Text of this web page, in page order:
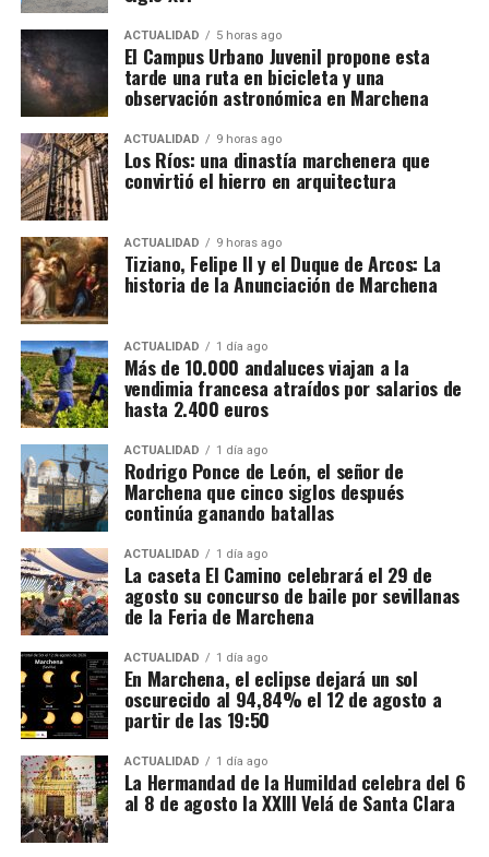
Felipe II, consciente del talento de Tiziano, le confió
la realización de susPoesías,una serie de cuadros
mitológicos que desbordaban
sofisticación.
profundamente al monarca, fueLa Anunciación
Tiziano. Su dramatismo, la iluminación etérea y la
intensidad emocional la convirtieron en una
referencia obligadapara los pintores de su tiempo. Es
aquí donde entra en juego la figura deVasco Pereira
Cuándo comienza la vendimia
Las primeras incorporaciones están previstas desde
mediados de agosto en las zonas francesas donde la
uva madura antes. La campaña se extenderá durante
septiembre en regiones como Borgoña, Champaña,
Beaujolais y Burdeos.
Los contratos suelen durar entre diez días y tres
semanas. Algunos trabajadores enlazan varias
explotaciones y permanecen en Francia durante más
de un mes. La fecha exacta depende de la
maduración de la uva y de las temperaturas.
Cuánto se cobra
El salario mínimo oficial francés es de 12,02 euros
brutos por hora. Sin embargo, las ofertas actuales
consultadas por France Travail ofrecen entre 12,31 y
14,50 euros brutos, dependiendo de la finca y del
trabajo realizado.
CCOO calcula unos ingresos de entre 1.900 y 2.337
euros netos mensuales, que pueden aproximarse a
2.400 euros cuando se realizan horas extraordinarias
o se reciben complementos.
La jornada ordinaria es de 35 horas semanales. Las
horas adicionales deben pagarse con los siguientes
recargos:
De la hora 36 a la 43: un 25% más.
ACTUALIDAD 5 horas ago
El Campus Urbano Juvenil propone esta
tarde una ruta en bicicleta y una
observación astronómica en Marchena
ACTUALIDAD 9 horas ago
Los Ríos: una dinastía marchenera que
convirtió el hierro en arquitectura
ACTUALIDAD 9 horas ago
Tiziano, Felipe II y el Duque de Arcos: La
historia de la Anunciación de Marchena
ACTUALIDAD 1 día ago
Más de 10.000 andaluces viajan a la
vendimia francesa atraídos por salarios de
hasta 2.400 euros
ACTUALIDAD 1 día ago
Rodrigo Ponce de León, el señor de
Marchena que cinco siglos después
continúa ganando batallas
ACTUALIDAD 1 día ago
La caseta El Camino celebrará el 29 de
agosto su concurso de baile por sevillanas
de la Feria de Marchena
ACTUALIDAD 1 día ago
En Marchena, el eclipse dejará un sol
oscurecido al 94,84% el 12 de agosto a
partir de las 19:50
ACTUALIDAD 1 día ago
La Hermandad de la Humildad celebra del 6
al 8 de agosto la XXIII Velá de Santa Clara